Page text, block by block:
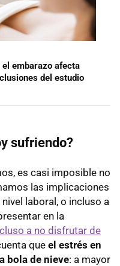
embarazo afecta
del estudio
sufriendo?
es casi imposible no
las implicaciones
laboral, o incluso a
en la
a no disfrutar de
que el estrés en
bola de nieve: a mayor